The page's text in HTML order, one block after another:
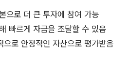
으로 더 큰 투자에 참여 가능
빠르게 자금을 조달할 수 있음
으로 안정적인 자산으로 평가받음